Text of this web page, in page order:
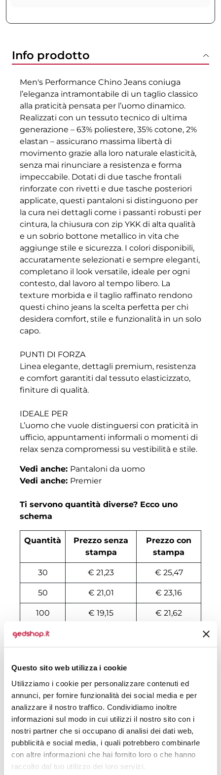
Questo sito web utilizza i cookie
Utilizziamo i cookie per personalizzare contenuti ed
annunci, per fornire funzionalità dei social media e per
analizzare il nostro traffico. Condividiamo inoltre
informazioni sul modo in cui utilizzi il nostro sito con i
nostri partner che si occupano di analisi dei dati web,
pubblicità e social media, i quali potrebbero combinarle
con altre informazioni che hai fornito loro o che hanno
raccolto dal tuo utilizzo dei loro servizi.
Info prodotto
Men's Performance Chino Jeans coniuga
l’eleganza intramontabile di un taglio classico
alla praticità pensata per l’uomo dinamico.
Realizzati con un tessuto tecnico di ultima
generazione – 63% poliestere, 35% cotone, 2%
elastan – assicurano massima libertà di
movimento grazie alla loro naturale elasticità,
senza mai rinunciare a resistenza e forma
impeccabile. Dotati di due tasche frontali
rinforzate con rivetti e due tasche posteriori
applicate, questi pantaloni si distinguono per
la cura nei dettagli come i passanti robusti per
cintura, la chiusura con zip YKK di alta qualità
e un sobrio bottone metallico in vita che
aggiunge stile e sicurezza. I colori disponibili,
accuratamente selezionati e sempre eleganti,
completano il look versatile, ideale per ogni
contesto, dal lavoro al tempo libero. La
texture morbida e il taglio raffinato rendono
questi chino jeans la scelta perfetta per chi
desidera comfort, stile e funzionalità in un solo
capo.
PUNTI DI FORZA
Linea elegante, dettagli premium, resistenza
e comfort garantiti dal tessuto elasticizzato,
finiture di qualità.
IDEALE PER
L’uomo che vuole distinguersi con praticità in
ufficio, appuntamenti informali o momenti di
relax senza compromessi su vestibilità e stile.
Vedi anche: Pantaloni da uomo
Vedi anche: Premier
Ti servono quantità diverse? Ecco uno
schema
Quantità
Prezzo senza
stampa
Prezzo con
stampa
30 € 21,23 € 25,47
50 € 21,01 € 23,16
100 € 19,15 € 21,62
200
1500 € 16,62 € 19,16
2000 € 16,47 € 19,08
3000 € 16,33 € 19,00
5000 € 16,33 € 18,93